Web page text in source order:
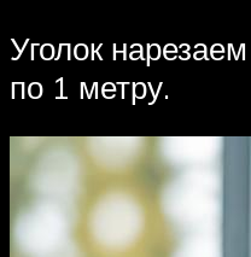
Уголок
по 1 метру.